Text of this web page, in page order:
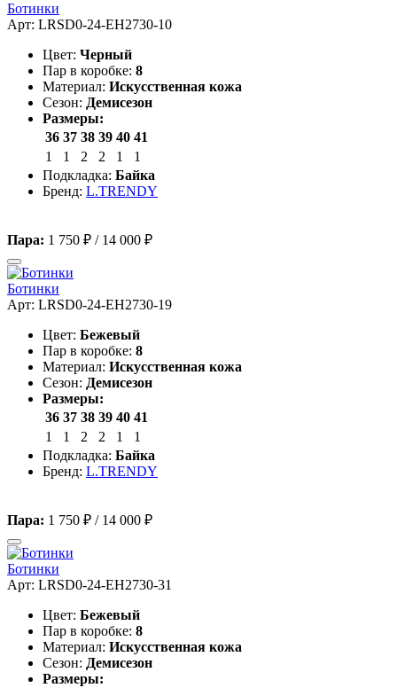
Ботинки
Арт: LRSD0-24-EH2730-10
Цвет: Черный
Пар в коробке: 8
Материал: Искусственная кожа
Сезон: Демисезон
Размеры:
36 37 38 39 40 41
1
1 2 2 1
1
Подкладка: Байка
Бренд: L.TRENDY
Пара: 1 750 ₽ / 14 000 ₽
Ботинки
Арт: LRSD0-24-EH2730-19
Цвет: Бежевый
Пар в коробке: 8
Материал: Искусственная кожа
Сезон: Демисезон
Размеры:
36 37 38 39 40 41
1
1 2 2 1
1
Подкладка: Байка
Бренд: L.TRENDY
Пара: 1 750 ₽ / 14 000 ₽
Ботинки
Арт: LRSD0-24-EH2730-31
Цвет: Бежевый
Пар в коробке: 8
Материал: Искусственная кожа
Сезон: Демисезон
Размеры: